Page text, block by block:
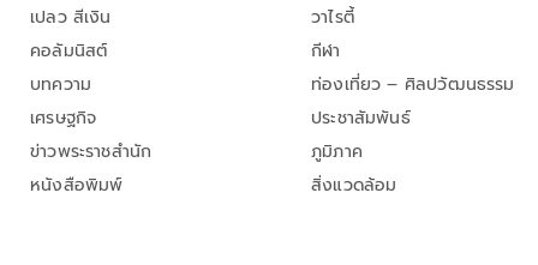
เปลว สีเงิน
คอลัมนิสต์
บทความ
เศรษฐกิจ
ข่าวพระราชสำนัก
หนังสือพิมพ์
วาไรตี้
กีฬา
ท่องเที่ยว – ศิลปวัฒนธรรม
ประชาสัมพันธ์
ภูมิภาค
สิ่งแวดล้อม